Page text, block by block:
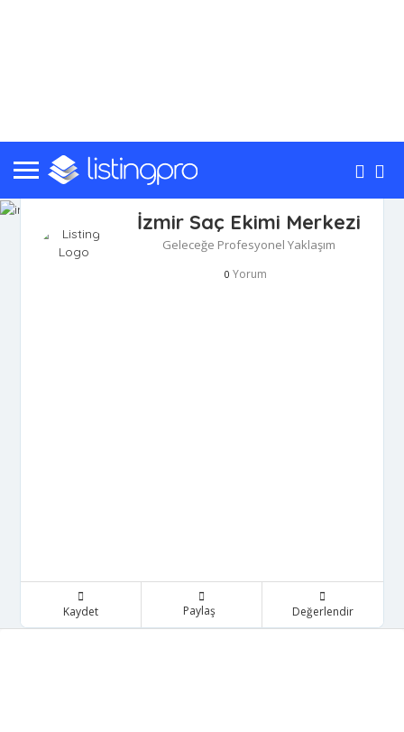
İzmir Saç Ekimi Merkezi
Geleceğe Profesyonel Yaklaşım
0 Yorum
Kaydet Paylaş Değerlendir